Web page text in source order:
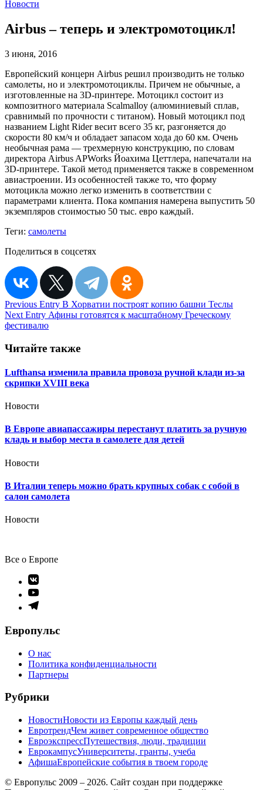
Новости
Airbus – теперь и электромотоцикл!
3 июня, 2016
Европейский концерн Airbus решил производить не только
самолеты, но и электромотоциклы. Причем не обычные, а
изготовленные на 3D-принтере. Мотоцикл состоит из
композитного материала Scalmalloy (алюминиевый сплав,
сравнимый по прочности с титаном). Новый мотоцикл под
названием Light Rider весит всего 35 кг, разгоняется до
скорости 80 км/ч и обладает запасом хода до 60 км. Очень
необычная рама — трехмерную конструкцию, по словам
директора Airbus APWorks Йоахима Цеттлера, напечатали на
3D-принтере. Такой метод применяется также в современном
авиастроении. Из особенностей также то, что форму
мотоцикла можно легко изменить в соответствии с
параметрами клиента. Пока компания намерена выпустить 50
экземпляров стоимостью 50 тыс. евро каждый.
Теги: самолеты
Поделиться в соцсетях
Навигация
по
Previous Entry В Хорватии построят копию башни Теслы
Next Entry Афины готовятся к масштабному Греческому
фестивалю
Читайте также
Lufthansa изменила правила провоза ручной клади из-за
скрипки XVIII века
Новости
В Европе авиапассажиры перестанут платить за ручную
кладь и выбор места в самолете для детей
Новости
В Италии теперь можно брать крупных собак с собой в
салон самолета
Новости
Все о Европе
Элемент
меню
Элемент
меню
Элемент
Европульс
О нас
Политика конфиденциальности
Партнеры
Рубрики
НовостиНовости из Европы каждый день
ЕвротрендЧем живет современное общество
ЕвроэкспрессПутешествия, люди, традиции
ЕврокампусУниверситеты, гранты, учеба
АфишаЕвропейские события в твоем городе
© Европульс 2009 – 2026. Сайт создан при поддержке